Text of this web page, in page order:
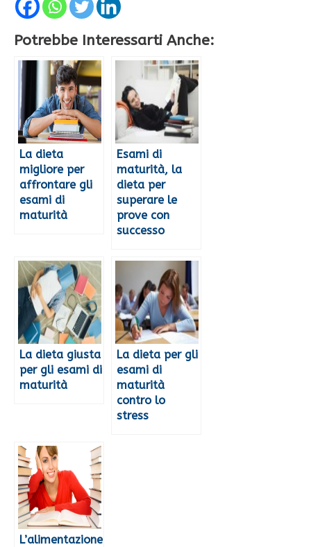
Potrebbe Interessarti Anche:
La dieta
migliore per
affrontare gli
esami di
maturità
Esami di
maturità, la
dieta per
superare le
prove con
successo
La dieta giusta
per gli esami di
maturità
La dieta per gli
esami di
maturità
contro lo
stress
L’alimentazione